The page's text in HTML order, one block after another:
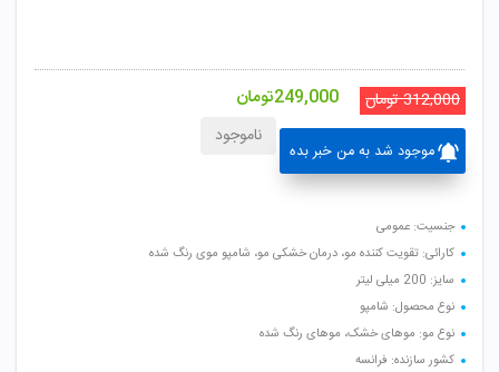
312,000تومان 249,000تومان
موجود شد به من خبر بده
ناموجود
جنسیت: عمومی
کارائی: تقویت کننده مو، درمان خشکی مو، شامپو موی رنگ شده
سایز: 200 میلی لیتر
نوع محصول: شامپو
نوع مو: موهای خشک، موهای رنگ شده
کشور سازنده: فرانسه